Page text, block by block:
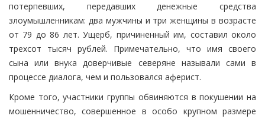
потерпевших, передавших денежные средства
злоумышленникам: два мужчины и три женщины в возрасте
от 79 до 86 лет. Ущерб, причиненный им, составил около
трехсот тысяч рублей. Примечательно, что имя своего
сына или внука доверчивые северяне называли сами в
процессе диалога, чем и пользовался аферист.
Кроме того, участники группы обвиняются в покушении на
мошенничество, совершенное в особо крупном размере